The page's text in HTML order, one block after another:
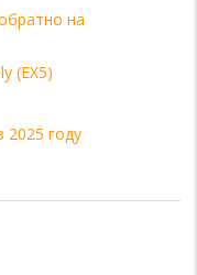
на
(EX5)
2025 году